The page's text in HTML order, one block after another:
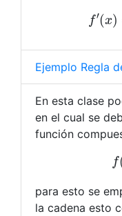
f′(x
Ejemplo Regla
En esta clase
en el cual se
función
f
para esto se
la cadena esto